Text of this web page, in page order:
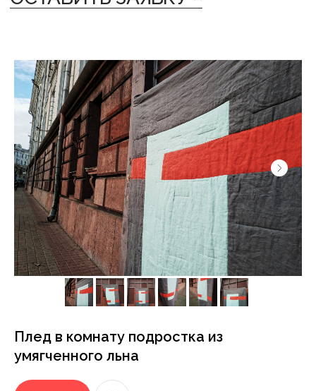
Плед в комнату подростка из
умягченного льна
ЛЁН ЛЮБІЦЬ ЦЯБЕ — ТО ЎЗАЕМНА ЛЁН
{ ДОСТАВКА }
Мы отправляем заказы в любую точку
планеты различными способами:
— По Беларуси: Европочта, Белпочта,
Яндекс Доставка, самовывоз (Минск)
— В другие страны: СДЭК, почта или EMS
{ ОПЛАТА }
Мы приступаем к созданию дизайнерских
изделий с момента 100% предоплаты
заказа
Мы предоставим вам реквизиты для
оплаты после оформления заказа. После
{ УМЕЕМ РАБОТАТЬ В КОМАНДЕ }